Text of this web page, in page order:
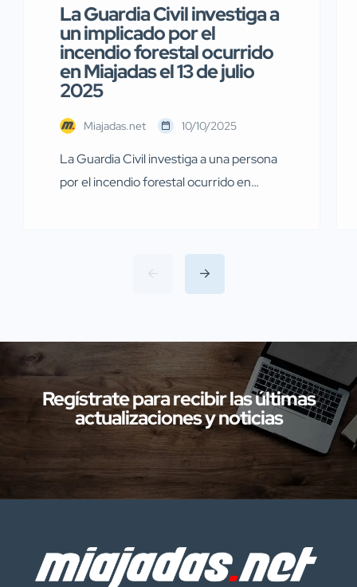
La Guardia Civil investiga a
un implicado por el
incendio forestal ocurrido
en Miajadas el 13 de julio
2025
Miajadas.net 10/10/2025
La Guardia Civil investiga a una persona
por el incendio forestal ocurrido en
Servicio de Protección de la Naturaleza
(SEPRONA) de la Comandancia de
Cáceres han llevado a cabo
de la provincia de Cáceres relacionadas
con presuntos delitos […]
Regístrate para recibir las últimas
actualizaciones y noticias